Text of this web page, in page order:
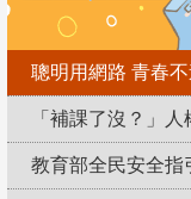
聰明用網路 青春
「補課了沒？」
教育部全民安全指